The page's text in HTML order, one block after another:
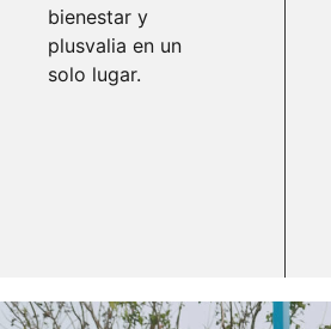
bienestar y
plusvalia en un
solo lugar.